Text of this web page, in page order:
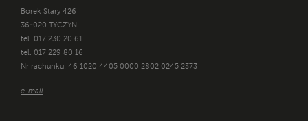
Borek Stary 426
36-020 TYCZYN
tel. 017 230 20 61
tel. 017 229 80 16
Nr rachunku: 46 1020 4405 0000 2802 0245 2373
e-mail